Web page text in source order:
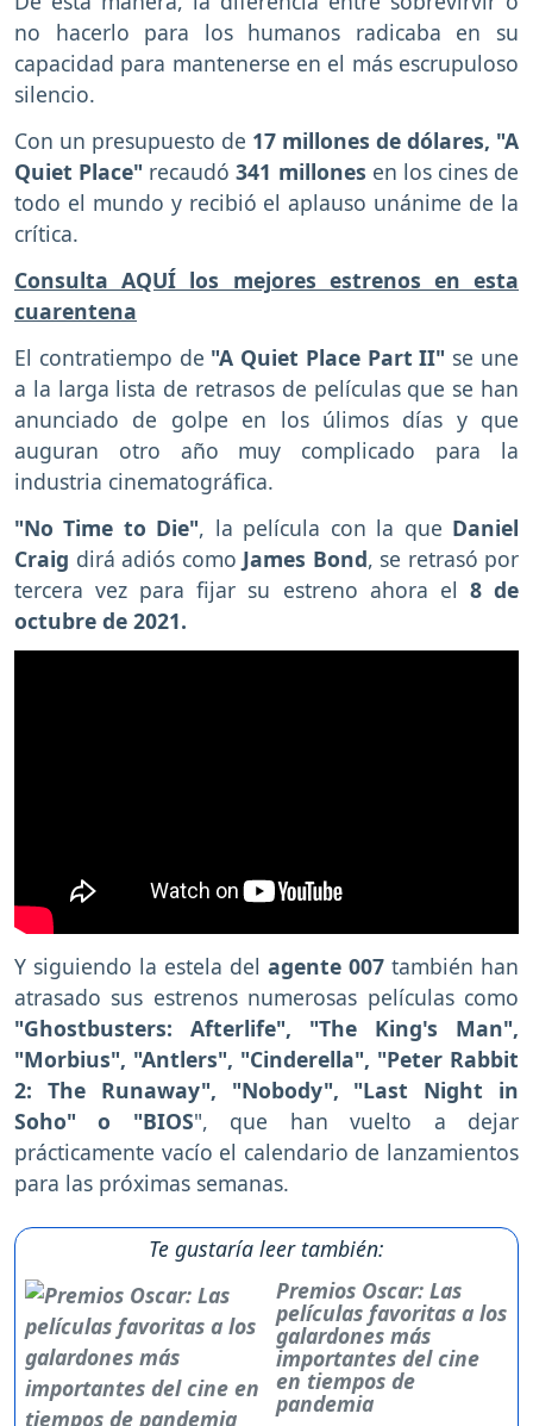
no hacerlo para los humanos radicaba en su
capacidad para mantenerse en el más escrupuloso
silencio.
Con un presupuesto de 17 millones de dólares, "A
Quiet Place" recaudó341 millones en los cines de
todo el mundo y recibió el aplauso unánime de la
crítica.
Consulta AQUÍ los mejores estrenos en esta
cuarentena
El contratiempo de "A Quiet Place Part II" se une
a la larga lista de retrasos de películas que se han
anunciado de golpe en los úlimos días y que
auguran otro año muy complicado para la
industria cinematográfica.
"No Time to Die", la película con la que Daniel
Craig dirá adiós como James Bond, se retrasó por
tercera vez para fijar su estreno ahora el 8 de
octubre de 2021.
Y siguiendo la estela del agente 007 también han
atrasado sus estrenos numerosas películas como
"Ghostbusters: Afterlife", "The King's Man",
"Morbius", "Antlers", "Cinderella", "Peter Rabbit
2: The Runaway", "Nobody", "Last Night in
Soho" o "BIOS", que han vuelto a dejar
prácticamente vacío el calendario de lanzamientos
para las próximas semanas.
Te gustaría leer también:
Premios Oscar: Las
películas favoritas a los
galardones más
importantes del cine
en tiempos de
pandemia